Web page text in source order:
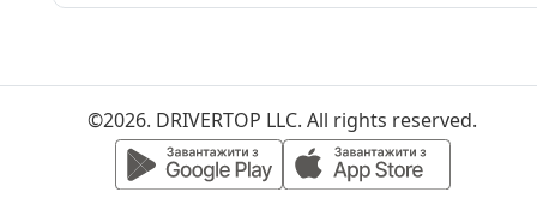
©2026. DRIVERTOP LLC. All rights reserved.